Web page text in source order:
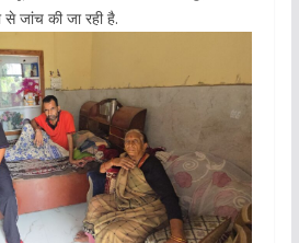
जांच की जा रही है.